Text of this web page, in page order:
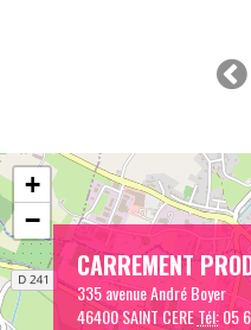
CARREMENT
335 avenue André Boyer
46400 SAINT CERETél:05
+
−